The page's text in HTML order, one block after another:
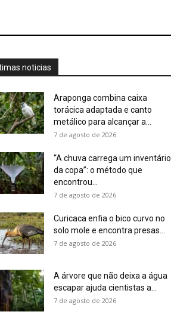
noticias
Araponga combina caixa
torácica adaptada e canto
metálico para alcançar a...
7 de agosto de 2026
“A chuva carrega um inventário
da copa”: o método que
encontrou...
7 de agosto de 2026
Curicaca enfia o bico curvo no
solo mole e encontra presas...
7 de agosto de 2026
A árvore que não deixa a água
escapar ajuda cientistas a...
7 de agosto de 2026